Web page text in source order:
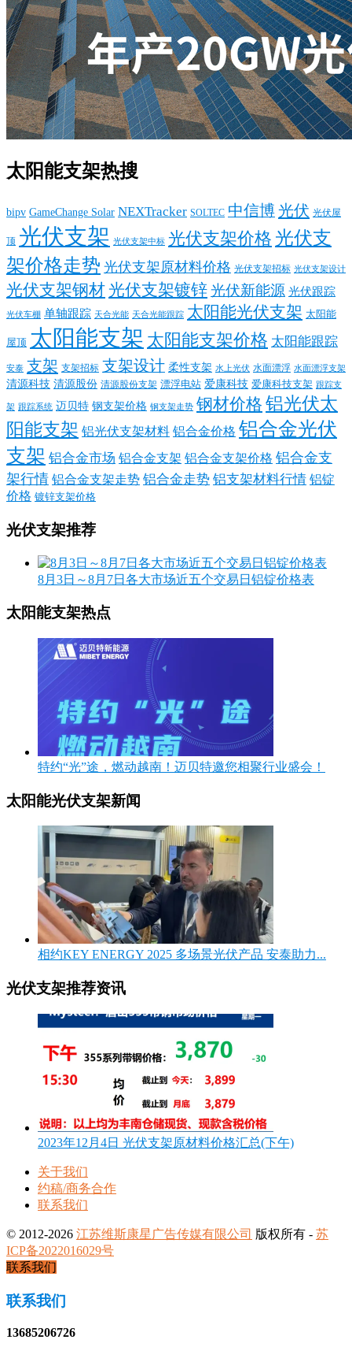
太阳能支架热搜
bipv GameChange Solar NEXTracker SOLTEC 中信博光伏 光伏屋
顶 光伏支架 光伏支架中标 光伏支架价格 光伏支
架价格走势 光伏支架原材料价格 光伏支架招标 光伏支架设计
光伏支架钢材光伏支架镀锌光伏新能源 光伏跟踪
光伏车棚 单轴跟踪 天合光能 天合光能跟踪 太阳能光伏支架 太阳能
屋顶 太阳能支架 太阳能支架价格 太阳能跟踪
安泰 支架 支架招标 支架设计 柔性支架 水上光伏 水面漂浮 水面漂浮支架
清源科技 清源股份 清源股份支架 漂浮电站 爱康科技 爱康科技支架 跟踪支
架 跟踪系统 迈贝特 钢支架价格 钢支架走势 钢材价格 铝光伏太
阳能支架 铝光伏支架材料 铝合金价格 铝合金光伏
支架 铝合金市场 铝合金支架 铝合金支架价格 铝合金支
架行情 铝合金支架走势 铝合金走势 铝支架材料行情 铝锭
价格 镀锌支架价格
光伏支架推荐
8月3日～8月7日各大市场近五个交易日铝锭价格表
太阳能支架热点
​特约“光”途，燃动越南！迈贝特邀您相聚行业盛会！
太阳能光伏支架新闻
相约KEY ENERGY 2025 多场景光伏产品 安泰助力...
光伏支架推荐资讯
2023年12月4日 光伏支架原材料价格汇总(下午)
关于我们
约稿/商务合作
联系我们
© 2012-2026 江苏维斯康星广告传媒有限公司 版权所有 - 苏
ICP备2022016029号
联系我们
联系我们
13685206726